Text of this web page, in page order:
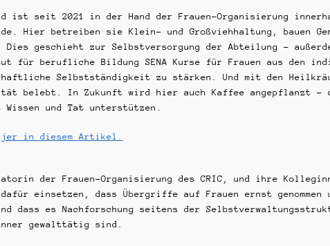
ist seit 2021 in der Hand der Frauen-Organisierung
Hier betreiben sie Klein- und Großviehhaltung, bauen
geschieht zur Selbstversorgung der Abteilung – außerdem
für berufliche Bildung SENA Kurse für Frauen aus den
Selbstständigkeit zu stärken. Und mit den
belebt. In Zukunft wird hier auch Kaffee angepflanzt –
Wissen und Tat unterstützen.
in diesem Artikel.
der Frauen-Organisierung des CRIC, und ihre
einsetzen, dass Übergriffe auf Frauen ernst genommen
dass es Nachforschung seitens der
gewalttätig sind.